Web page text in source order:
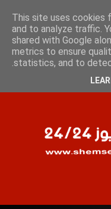
This site uses cookies
and to analyze traffic.
shared with Google
metrics to ensure
statistics, and to